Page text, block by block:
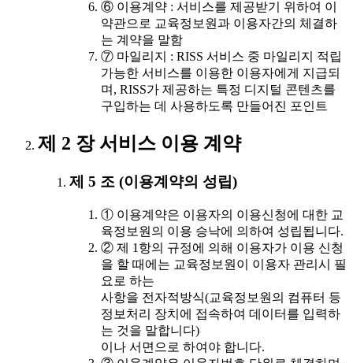
⑥ 이용계약 : 서비스를 제공받기 위하여 이
약관으로 교육정보원과 이용자간의 체결하
는 계약을 말함
⑦ 마일리지 : RISS 서비스 중 마일리지 적립
가능한 서비스를 이용한 이용자에게 지급되
며, RISS가 제공하는 특정 디지털 콘텐츠를
구입하는 데 사용하도록 만들어진 포인트
제 2 장 서비스 이용 계약
제 5 조 (이용계약의 성립)
① 이용계약은 이용자의 이용신청에 대한 교
육정보원의 이용 승낙에 의하여 성립됩니다.
② 제 1항의 규정에 의해 이용자가 이용 신청
을 할 때에는 교육정보원이 이용자 관리시 필
요로 하는
사항을 전자적방식(교육정보원의 컴퓨터 등
정보처리 장치에 접속하여 데이터를 입력하
는 것을 말합니다)
이나 서면으로 하여야 합니다.